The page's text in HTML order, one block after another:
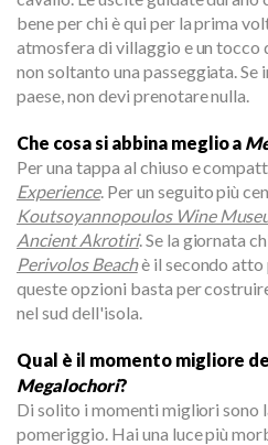
bene per chi è qui per la prima
atmosfera di villaggio e un tocco
non soltanto una passeggiata. Se
paese, non devi prenotare nulla.
Che cosa si abbina meglio a
Per una tappa al chiuso e
Experience. Per un seguito più
Koutsoyannopoulos Wine
Ancient Akrotiri. Se la giornata
Perivolos Beachè il secondo atto
queste opzioni basta per
nel sud dell'isola.
Qual è il momento migliore
Megalochori?
Di solito i momenti migliori sono
pomeriggio. Hai una luce più